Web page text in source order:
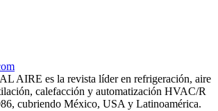
AIRE es la revista líder en refrigeración, aire
calefacción y automatización HVAC/R
cubriendo México, USA y Latinoamérica.